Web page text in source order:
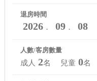
退房時間
2026． 09． 08
人數/客房數量
成人 2名 兒童 0名